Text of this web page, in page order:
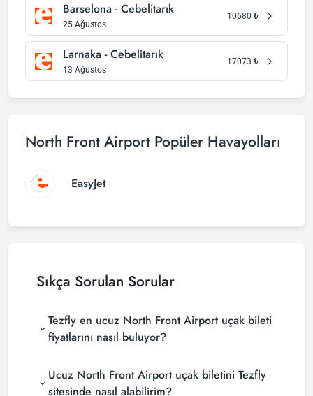
Barselona - Cebelitarık
25 Ağustos
10680 ₺
Larnaka - Cebelitarık
13 Ağustos
17073 ₺
North Front Airport Popüler Havayolları
EasyJet
Sıkça Sorulan Sorular
Tezfly en ucuz North Front Airport uçak bileti
fiyatlarını nasıl buluyor?
bulmak için tur operatörleri, büyük rezervasyon
siteleri (konsolidatörler) ve yüzlerce havayolu
Ucuz North Front Airport uçak biletini Tezfly
sitesinde nasıl alabilirim?